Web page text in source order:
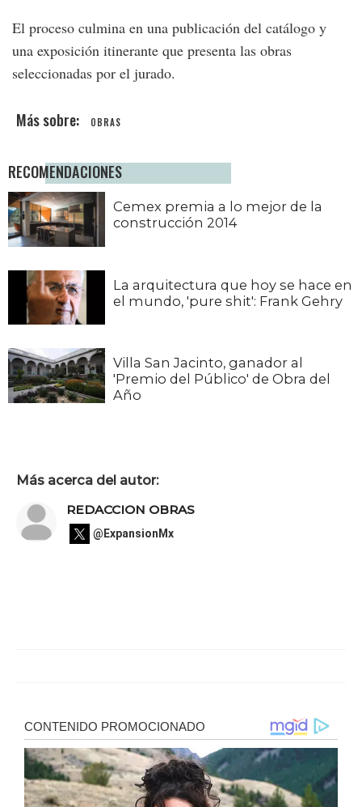
El proceso culmina en una publicación del catálogo y
una exposición itinerante que presenta las obras
seleccionadas por el jurado.
OBRAS
RECOMENDACIONES
Cemex premia a lo mejor de la
construcción 2014
La arquitectura que hoy se hace en
el mundo, 'pure shit': Frank Gehry
Villa San Jacinto, ganador al
'Premio del Público' de Obra del
Año
Más acerca del autor:
REDACCION OBRAS
@ExpansionMx